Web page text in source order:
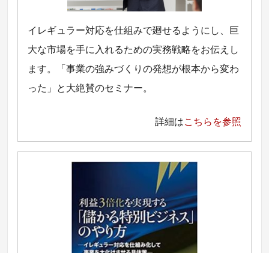
イレギュラー対応を仕組みで廻せるようにし、巨
大な市場を手に入れるための実務戦略をお伝えし
ます。「事業の強みづくりの発想が根本から変わ
った」と大絶賛のセミナー。
詳細はこちらを参照